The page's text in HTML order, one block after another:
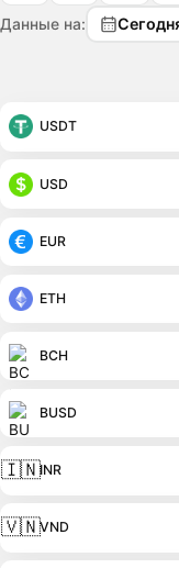
Данные на:
USDT
USD
EUR
ETH
BCH
BUSD
🇮🇳INR
🇻🇳VND